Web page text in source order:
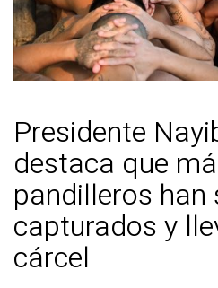
Presidente
destaca que
pandilleros han
capturados y
cárcel